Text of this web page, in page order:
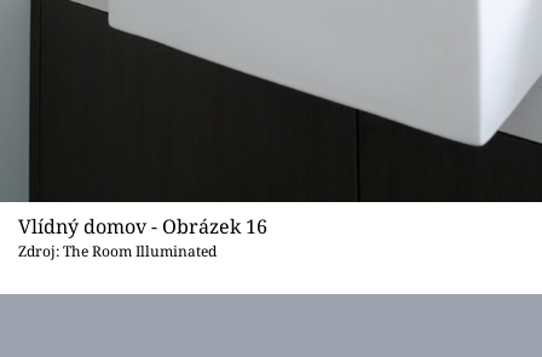
Vlídný domov - Obrázek 16
Zdroj: The Room Illuminated